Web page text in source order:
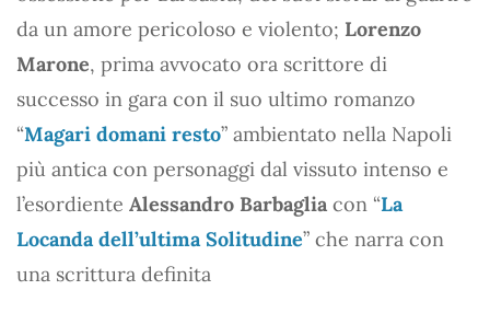
da un amore pericoloso e violento; Lorenzo
Marone, prima avvocato ora scrittore di
successo in gara con il suo ultimo romanzo
“Magari domani resto” ambientato nella Napoli
più antica con personaggi dal vissuto intenso e
l’esordiente Alessandro Barbaglia con “La
Locanda dell’ultima Solitudine” che narra con
una scrittura definita